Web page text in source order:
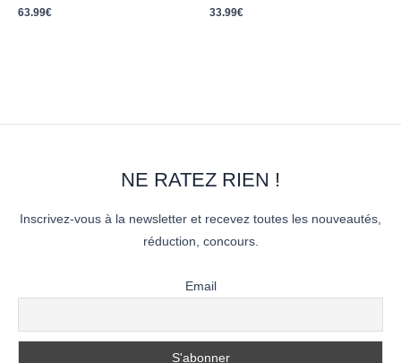
63.99€ 33.99€
NE RATEZ RIEN !
Inscrivez-vous à la newsletter et recevez toutes les nouveautés,
réduction, concours.
Email